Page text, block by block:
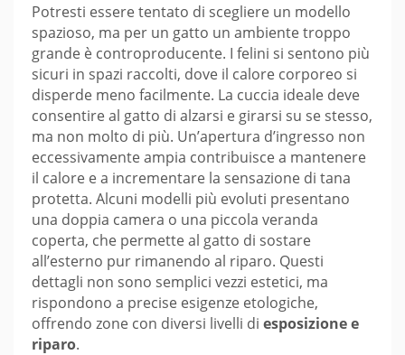
Potresti essere tentato di scegliere un modello
spazioso, ma per un gatto un ambiente troppo
grande è controproducente. I felini si sentono più
sicuri in spazi raccolti, dove il calore corporeo si
disperde meno facilmente. La cuccia ideale deve
consentire al gatto di alzarsi e girarsi su se stesso,
ma non molto di più. Un’apertura d’ingresso non
eccessivamente ampia contribuisce a mantenere
il calore e a incrementare la sensazione di tana
protetta. Alcuni modelli più evoluti presentano
una doppia camera o una piccola veranda
coperta, che permette al gatto di sostare
all’esterno pur rimanendo al riparo. Questi
dettagli non sono semplici vezzi estetici, ma
rispondono a precise esigenze etologiche,
offrendo zone con diversi livelli di esposizione e
riparo.